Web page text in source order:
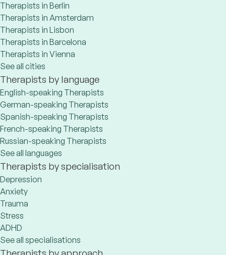
Therapists in Berlin
Therapists in Amsterdam
Therapists in Lisbon
Therapists in Barcelona
Therapists in Vienna
See all cities
Therapists by language
English-speaking Therapists
German-speaking Therapists
Spanish-speaking Therapists
French-speaking Therapists
Russian-speaking Therapists
See all languages
Therapists by specialisation
Depression
Anxiety
Trauma
Stress
ADHD
See all specialisations